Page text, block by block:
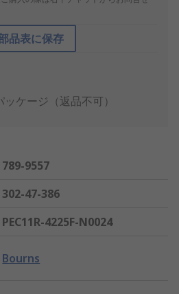
品表に保存
ケージ（返品不可）
789-9557
302-47-386
PEC11R-4225F-N0024
Bourns